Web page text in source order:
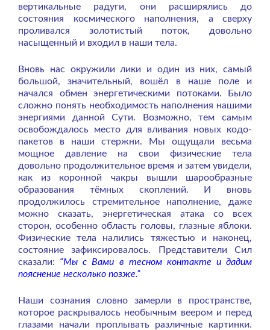
вертикальные радуги, они расширялись до
состояния космического наполнения, а сверху
проливался золотистый поток, довольно
насыщенный и входил в наши тела.
Вновь нас окружили лики и один из них, самый
большой, значительный, вошёл в наше поле и
начался обмен энергетическими потоками. Было
сложно понять необходимость наполнения нашими
энергиями данной Сути. Возможно, тем самым
освобождалось место для вливания новых кодо-
пакетов в наши стержни. Мы ощущали весьма
мощное давление на свои физические тела
довольно продолжительное время и затем увидели,
как из коронной чакры вышли шарообразные
образования тёмных скоплений. И вновь
продолжилось стремительное наполнение, даже
можно сказать, энергетическая атака со всех
сторон, особенно область головы, глазные яблоки.
Физические тела налились тяжестью и наконец,
состояние зафиксировалось. Представители Сил
сказали: “Мы с Вами в тесном контакте и дадим
пояснение несколько позже.”
Наши сознания словно замерли в пространстве,
которое раскрывалось необычным веером и перед
глазами начали проплывать различные картинки.